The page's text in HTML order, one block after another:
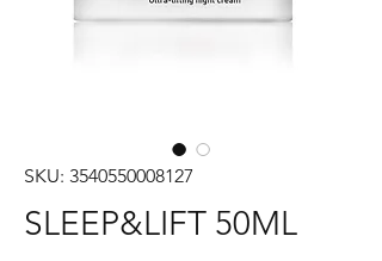
SKU: 3540550008127
SLEEP&LIFT 50ML